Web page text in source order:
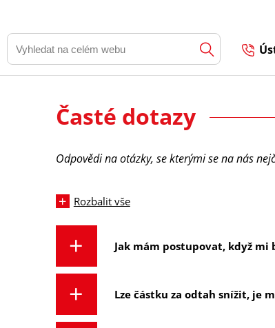
Časté dotazy
Odpovědi na otázky, se kterými se na nás
Rozbalit vše
Jak mám postupovat, když mi
Lze částku za odtah snížit, je